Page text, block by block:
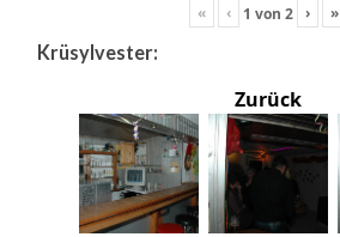
« ‹ 1 von 2 › »
Krüsylvester:
Zurück